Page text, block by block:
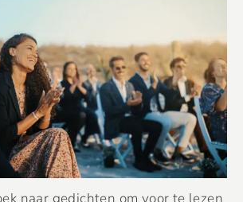
naar gedichten om voor te lezen